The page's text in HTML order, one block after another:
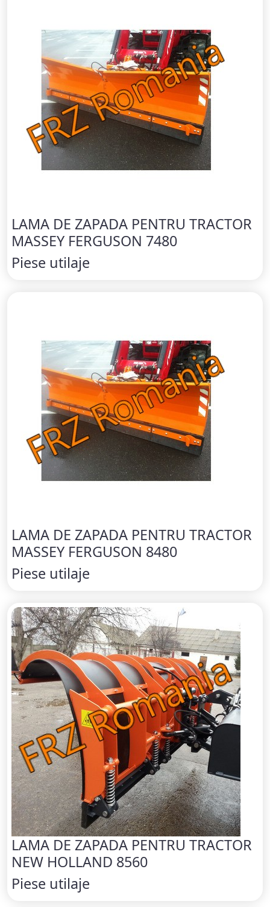
LAMA DE ZAPADA PENTRU TRACTOR
MASSEY FERGUSON 7480
Piese utilaje
LAMA DE ZAPADA PENTRU TRACTOR
MASSEY FERGUSON 8480
Piese utilaje
LAMA DE ZAPADA PENTRU TRACTOR
NEW HOLLAND 8560
Piese utilaje